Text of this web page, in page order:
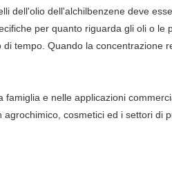
dell'olio dell'alchilbenzene deve
per quanto riguarda gli oli o le
tempo. Quando la concentrazione
e nelle applicazioni
cosmetici ed i settori di